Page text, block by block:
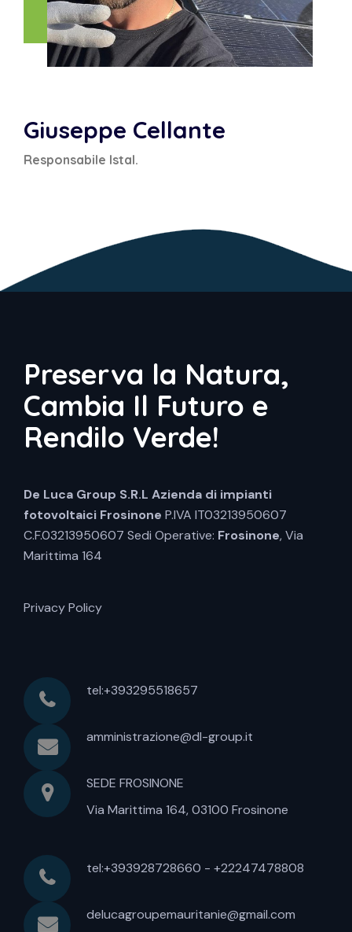
Giuseppe Cellante
Responsabile Istal.
Preserva la Natura,
Cambia Il Futuro e
Rendilo Verde!
De Luca Group S.R.L Azienda di impianti
fotovoltaici Frosinone P.IVA IT03213950607
C.F.03213950607 Sedi Operative: Frosinone, Via
Marittima 164
Privacy Policy
tel:+393295518657
amministrazione@dl-group.it
SEDE FROSINONE
Via Marittima 164, 03100 Frosinone
tel:+393928728660 - +22247478808
delucagroupemauritanie@gmail.com